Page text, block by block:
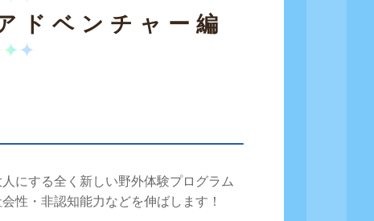
ドベンチャー編
にする全く新しい野外体験プログラム
性・非認知能力などを伸ばします！